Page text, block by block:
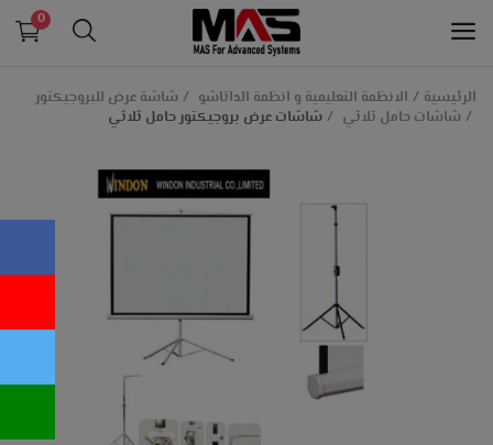
0
الانظمة التعليمية و انظمة الداتاشو
طابعات الكروت البلاستيكية
انظمة الكاشير و الدفع الالكتروني
اجهزة حضور و انصراف
الرئيسية الانظمة التعليمية و انظمة الداتاشو
شاشة عرض للبروجيكتور
شاشات حامل ثلاثي
شاشات عرض بروجيكتور حامل ثلاثي